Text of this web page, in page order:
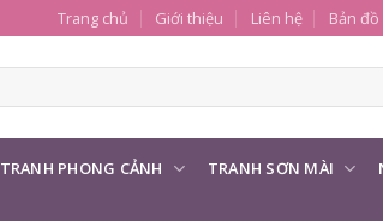
Trang chủ Giới thiệu Liên hệ Bản
TRANH PHONG CẢNH TRANH SƠN MÀI